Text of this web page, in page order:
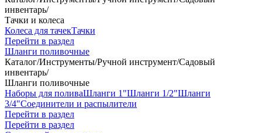
инвентарь/
Тачки и колеса
Колеса для тачекТачки
Перейти в раздел
Шланги поливочные
Каталог/Инструменты/Ручной инструмент/Садовый
инвентарь/
Шланги поливочные
Наборы для поливаШланги 1"Шланги 1/2"Шланги
3/4"Соединители и распылители
Перейти в раздел
Перейти в раздел